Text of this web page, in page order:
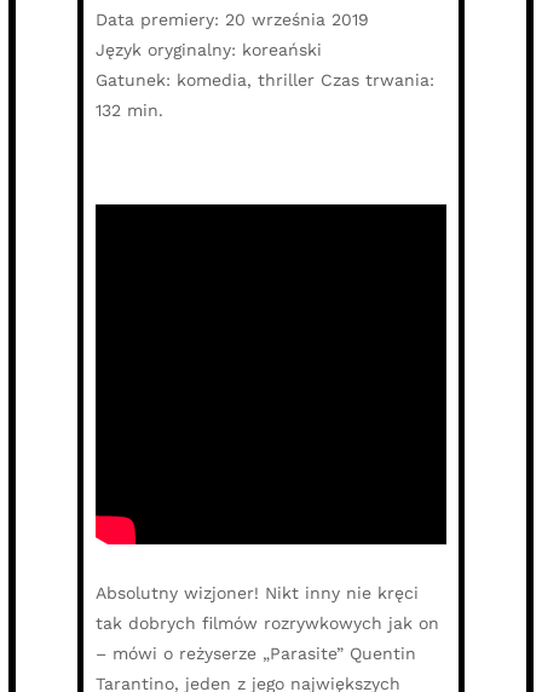
Data premiery: 20 września 2019
Język oryginalny: koreański
Gatunek: komedia, thriller Czas trwania:
132 min.
Absolutny wizjoner! Nikt inny nie kręci
tak dobrych filmów rozrywkowych jak on
– mówi o reżyserze „Parasite” Quentin
Tarantino, jeden z jego największych